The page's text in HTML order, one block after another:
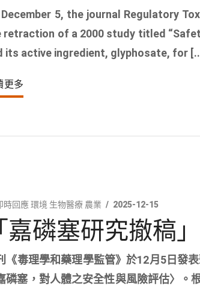
December 5, the journal Regulatory
retraction of a 2000 study titled
its active ingredient, glyphosate, for
更多
時回應環境 生物醫療 農業 2025-12-15
嘉磷塞研究撤稿
《毒理學和藥理學監管》於12月5日發
磷塞，對人體之安全性與風險評估〉。